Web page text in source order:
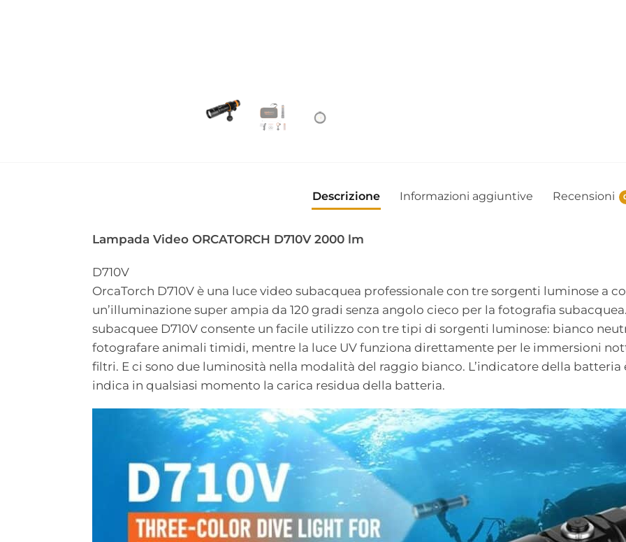
Descrizione Informazioni aggiuntive Recensioni
Lampada Video ORCATORCH D710V 2000 lm
D710V
OrcaTorch D710V è una luce video subacquea professionale con tre sorgenti luminose a
un’illuminazione super ampia da 120 gradi senza angolo cieco per la fotografia
subacquee D710V consente un facile utilizzo con tre tipi di sorgenti luminose: bianco
fotografare animali timidi, mentre la luce UV funziona direttamente per le immersioni
filtri. E ci sono due luminosità nella modalità del raggio bianco. L’indicatore della
indica in qualsiasi momento la carica residua della batteria.